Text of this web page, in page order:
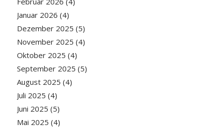
Januar 2026 (4)
Dezember 2025 (5)
November 2025 (4)
Oktober 2025 (4)
September 2025 (5)
August 2025 (4)
Juli 2025 (4)
Juni 2025 (5)
Mai 2025 (4)